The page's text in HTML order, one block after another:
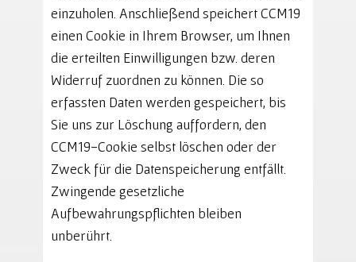
einzuholen. Anschließend speichert CCM19
einen Cookie in Ihrem Browser, um Ihnen
die erteilten Einwilligungen bzw. deren
Widerruf zuordnen zu können. Die so
erfassten Daten werden gespeichert, bis
Sie uns zur Löschung auffordern, den
CCM19-Cookie selbst löschen oder der
Zweck für die Datenspeicherung entfällt.
Zwingende gesetzliche
Aufbewahrungspflichten bleiben
unberührt.